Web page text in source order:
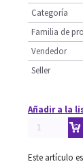
Categoría
Familia de
Vendedor
Seller
Añadir a la
Este artículo